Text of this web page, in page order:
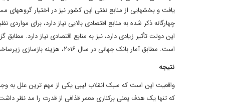
یافت و بخش‏هایی از منابع نفتی این کشور نیز در اختیار
چهارگانه ذکر شده به منابع اقتصادی بالایی نیاز دارد، برای
است. مطابق آمار بانک جهانی در سال ۲۰۱۶، هزینه بازسازی زیرساخت‏ های لیبی ۲۰۰ میلیارد دلار طی ۱۰ سال است. (Danvers، ۲۰۱۶: ۸)
نتیجه
واقعیت این است که سبک انقلاب لیبی یکی از مهم‏ ترین علل به
که تنها یک هدف یعنی برکناری معمر قذافی از قدرت را مد نظر